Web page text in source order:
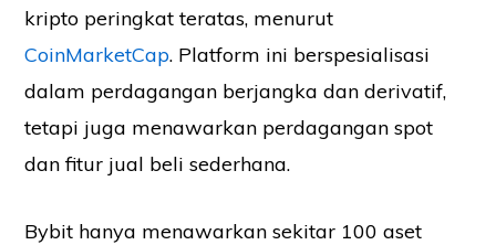
kripto peringkat teratas, menurut
CoinMarketCap. Platform ini berspesialisasi
dalam perdagangan berjangka dan derivatif,
tetapi juga menawarkan perdagangan spot
dan fitur jual beli sederhana.
Bybit hanya menawarkan sekitar 100 aset